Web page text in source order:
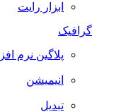
ابزار رایت
گرافیک
پلاگین نرم
انیمیشن
تبدیل